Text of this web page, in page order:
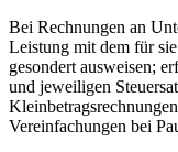
Bei Rechnungen an
Leistung mit dem für
gesondert ausweisen;
und jeweiligen
Vereinfachungen bei